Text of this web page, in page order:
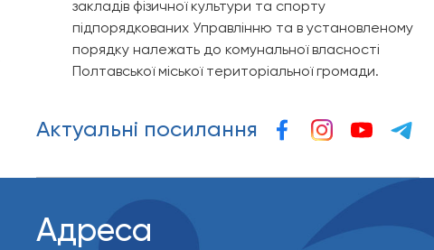
закладів фізичної культури та спорту
підпорядкованих Управлінню та в установленому
порядку належать до комунальної власності
Полтавської міської територіальної громади.
Актуальні посилання
Адреса